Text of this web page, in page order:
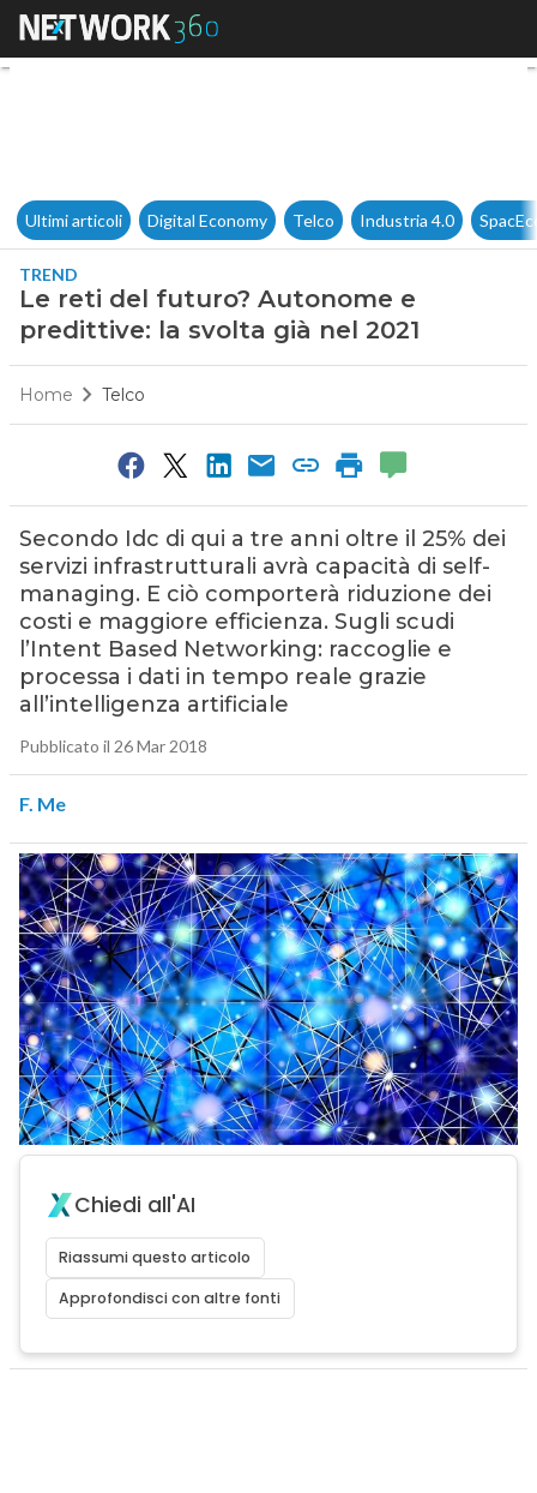
Le reti del futuro? Autonome
Ultimi articoli Digital Economy Telco Industria 4.0
TREND
Le reti del futuro? Autonome e
predittive: la svolta già nel 2021
Home Telco
Secondo Idc di qui a tre anni oltre il 25% dei
servizi infrastrutturali avrà capacità di self-
managing. E ciò comporterà riduzione dei
costi e maggiore efficienza. Sugli scudi
l’Intent Based Networking: raccoglie e
processa i dati in tempo reale grazie
all’intelligenza artificiale
Pubblicato il 26 Mar 2018
F. Me
Chiedi all'AI
Riassumi questo articolo
Approfondisci con altre fonti